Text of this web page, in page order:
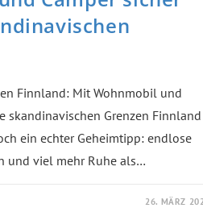
Finnland: Mit Wohnmobil und
skandinavischen Grenzen Finnland
ein echter Geheimtipp: endlose
und viel mehr Ruhe als…
26. MÄRZ